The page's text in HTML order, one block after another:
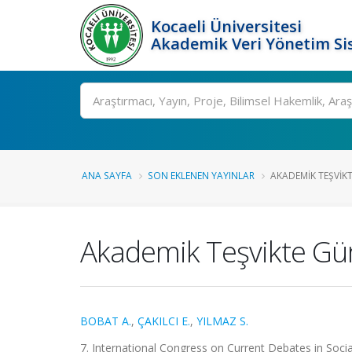
Kocaeli Üniversitesi
Akademik Veri Yönetim
Ara
ANA SAYFA SON EKLENEN YAYINLAR AKADEMIK
Akademik Teşvikte
BOBAT A., ÇAKILCI E., YILMAZ S.
7. International Congress on Current Debates in